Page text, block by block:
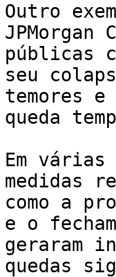
Outro
JPMorgan
públicas
seu
temores
queda
Em
medidas
como a
e o
geraram
quedas